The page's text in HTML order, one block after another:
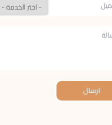
ارسال